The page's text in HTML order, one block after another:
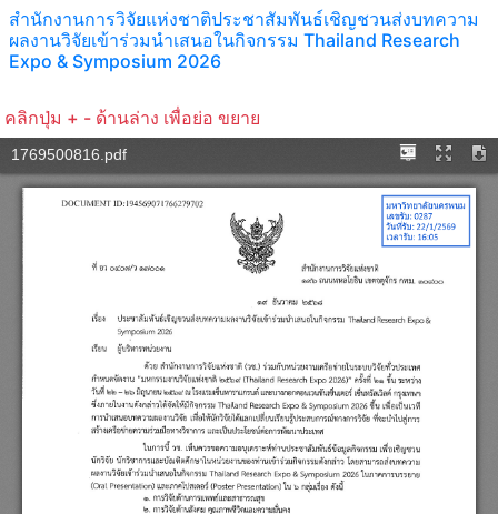
สำนักงานการวิจัยแห่งชาติประชาสัมพันธ์เชิญชวนส่งบทความ
ผลงานวิจัยเข้าร่วมนำเสนอในกิจกรรม Thailand Research
Expo & Symposium 2026
คลิกปุ่ม + - ด้านล่าง เพื่อย่อ ขยาย